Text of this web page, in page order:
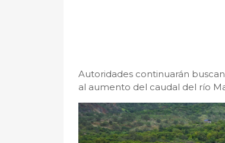
Autoridades continuarán
al aumento del caudal del río